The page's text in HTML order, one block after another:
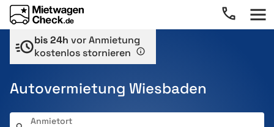
bis 24h vor Anmietung
kostenlos stornieren
Autovermietung Wiesbaden
Anmietort